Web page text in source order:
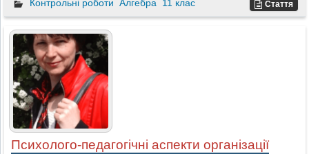
Контрольні роботи Алгебра 11 клас Стаття
Психолого-педагогічні аспекти організації